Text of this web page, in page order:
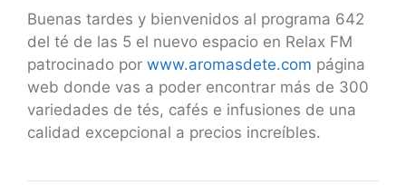
LINK
EMBED
Buenas tardes y bienvenidos al programa 642
del té de las 5 el nuevo espacio en Relax FM
patrocinado por www.aromasdete.com página
web donde vas a poder encontrar más de 300
variedades de tés, cafés e infusiones de una
calidad excepcional a precios increíbles.